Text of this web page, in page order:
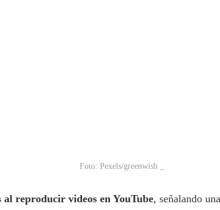
Foto: Pexels/greenwish _
al reproducir videos en YouTube, señalando una